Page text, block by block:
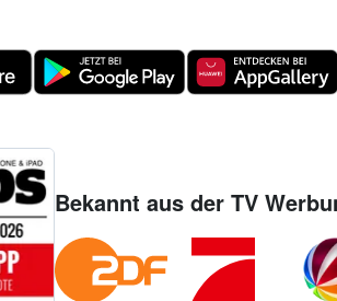
Bekannt aus der TV